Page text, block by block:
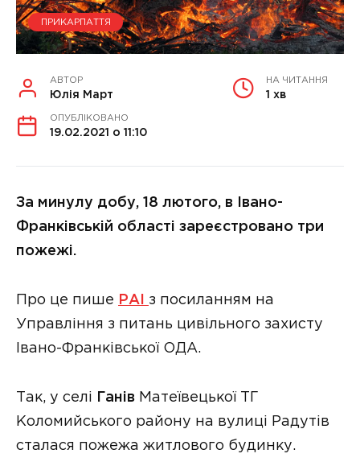
ПРИКАРПАТТЯ
АВТОР
Юлія Март
НА ЧИТАННЯ
1 хв
ОПУБЛІКОВАНО
19.02.2021 о 11:10
За минулу добу, 18 лютого, в Івано-
Франківській області зареєстровано три
пожежі.
Про це пише РАІ з посиланням на
Управління з питань цивільного захисту
Івано-Франківської ОДА.
Так, у селі Ганів Матеївецької ТГ
Коломийського району на вулиці Радутів
сталася пожежа житлового будинку.